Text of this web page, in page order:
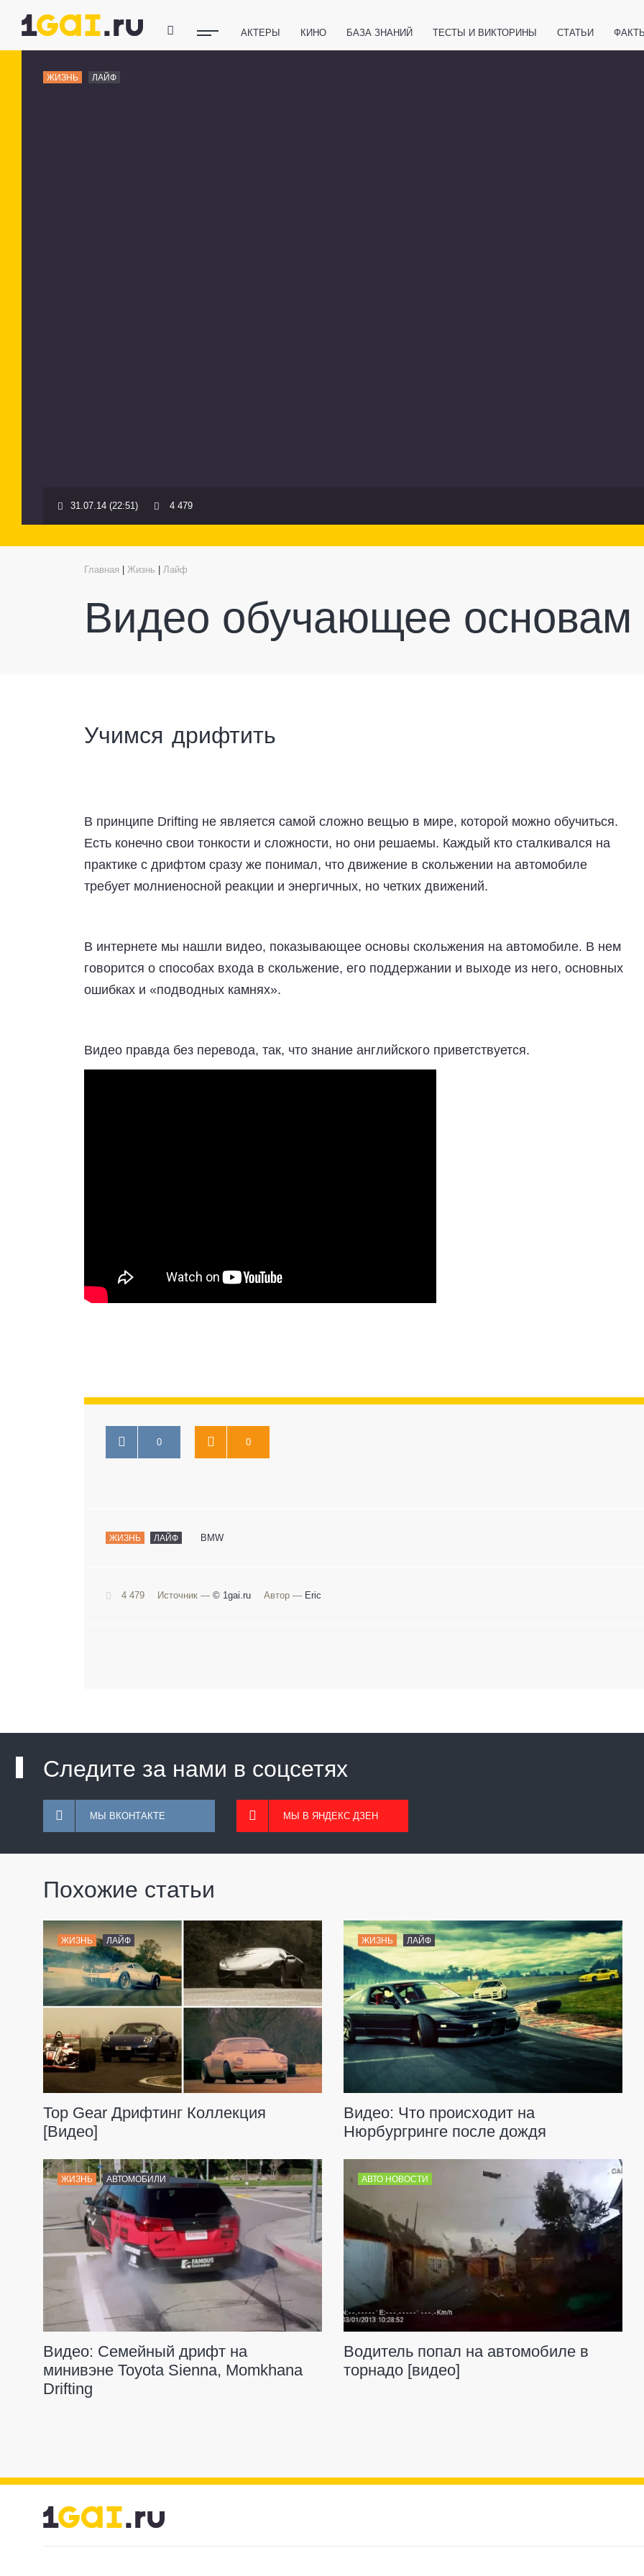
АКТЕРЫ КИНО БАЗА ЗНАНИЙ ТЕСТЫ И ВИКТОРИНЫ СТАТЬИ ФАКТЫ
ЖИЗНЬ ЛАЙФ
31.07.14 (22:51) 4 479
Главная Жизнь Лайф
Видео обучающее
Учимся дрифтить
В принципе Drifting не является самой сложно вещью в мире, которой можно обучиться.
Есть конечно свои тонкости и сложности, но они решаемы. Каждый кто сталкивался на
практике с дрифтом сразу же понимал, что движение в скольжении на автомобиле
требует молниеносной реакции и энергичных, но четких движений.
В интернете мы нашли видео, показывающее основы скольжения на автомобиле. В нем
говорится о способах входа в скольжение, его поддержании и выходе из него, основных
ошибках и «подводных камнях».
Видео правда без перевода, так, что знание английского приветствуется.
0 0
ЖИЗНЬ ЛАЙФ BMW
4 479 Источник — © 1gai.ru Автор — Eric
Следите за нами в соцсетях
МЫ ВКОНТАКТЕ МЫ В ЯНДЕКС ДЗЕН
Похожие статьи
ЖИЗНЬ ЛАЙФ
Top Gear Дрифтинг Коллекция
[Видео]
ЖИЗНЬ ЛАЙФ
Видео: Что происходит на
Нюрбургринге после дождя
ЖИЗНЬ АВТОМОБИЛИ
Видео: Семейный дрифт на
минивэне Toyota Sienna, Momkhana
Drifting
АВТО НОВОСТИ
Водитель попал на автомобиле в
торнадо [видео]